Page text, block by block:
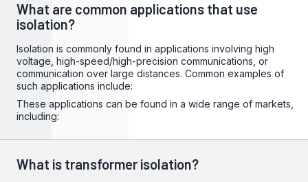
What are common applications that use
isolation?
Isolation is commonly found in applications involving high
voltage, high-speed/high-precision communications, or
communication over large distances. Common examples of
such applications include:
These applications can be found in a wide range of markets,
including:
What is transformer isolation?